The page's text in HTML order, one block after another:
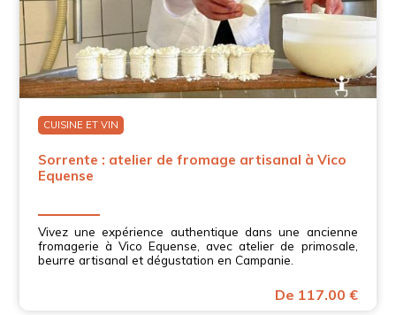
CUISINE ET VIN
Sorrente : atelier de fromage artisanal à Vico
Equense
Vivez une expérience authentique dans une ancienne
fromagerie à Vico Equense, avec atelier de primosale,
beurre artisanal et dégustation en Campanie.
De 117.00 €